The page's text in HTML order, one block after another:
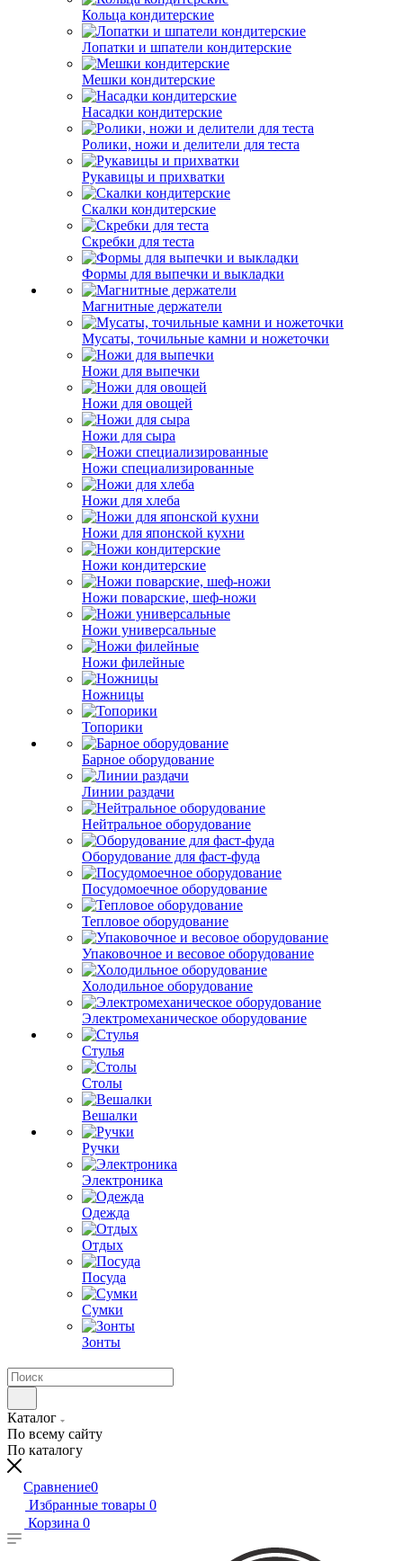
Кольца кондитерские
Лопатки и шпатели кондитерские
Мешки кондитерские
Насадки кондитерские
Ролики, ножи и делители для теста
Рукавицы и прихватки
Скалки кондитерские
Скребки для теста
Формы для выпечки и выкладки
Магнитные держатели
Мусаты, точильные камни и ножеточки
Ножи для выпечки
Ножи для овощей
Ножи для сыра
Ножи специализированные
Ножи для хлеба
Ножи для японской кухни
Ножи кондитерские
Ножи поварские, шеф-ножи
Ножи универсальные
Ножи филейные
Ножницы
Топорики
Барное оборудование
Линии раздачи
Нейтральное оборудование
Оборудование для фаст-фуда
Посудомоечное оборудование
Тепловое оборудование
Упаковочное и весовое оборудование
Холодильное оборудование
Электромеханическое оборудование
Стулья
Столы
Вешалки
Ручки
Электроника
Одежда
Отдых
Посуда
Сумки
Зонты
Каталог
По всему сайту
По каталогу
Сравнение0
Избранные товары 0
Корзина 0